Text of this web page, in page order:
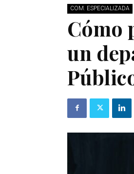
COM. ESPECIALIZADA
Cómo
un